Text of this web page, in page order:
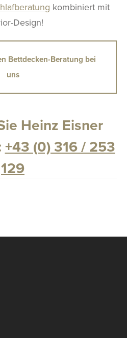
kombiniert mit
Design!
Bettdecken-Beratung bei
uns
Heinz Eisner
+43 (0) 316 / 253
129